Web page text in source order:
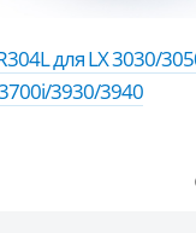
для LX 3030/
3930/3940